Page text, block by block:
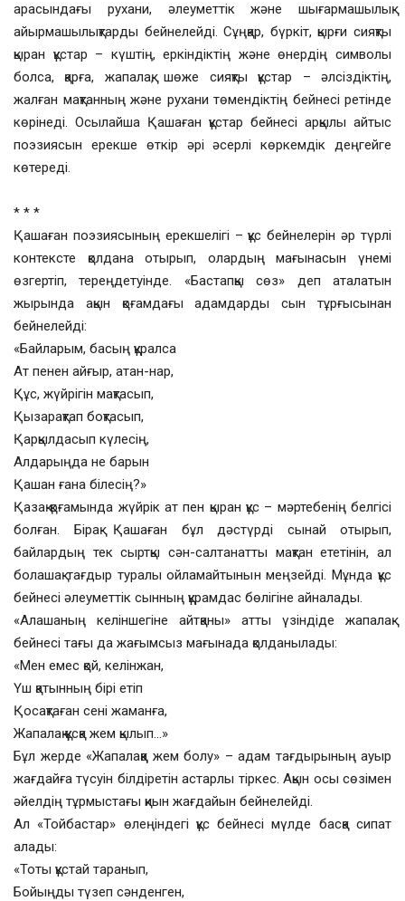
арасындағы рухани, әлеуметтік және шығармашылық
айырмашылықтарды бейнелейді. Сұңқар, бүркіт, қырғи сияқты
қыран құстар – күштің, еркіндіктің және өнердің символы
болса, қарға, жапалақ, шөже сияқты құстар – әлсіздіктің,
жалған мақтанның және рухани төмендіктің бейнесі ретінде
көрінеді. Осылайша Қашаған құстар бейнесі арқылы айтыс
поэзиясын ерекше өткір әрі әсерлі көркемдік деңгейге
көтереді.
* * *
Қашаған поэзиясының ерекшелігі – құс бейнелерін әр түрлі
контексте қолдана отырып, олардың мағынасын үнемі
өзгертіп, тереңдетуінде. «Бастапқы сөз» деп аталатын
жырында ақын қоғамдағы адамдарды сын тұрғысынан
бейнелейді:
«Байларым, басың құралса
Ат пенен айғыр, атан-нар,
Құс, жүйрігін мақтасып,
Қызарақтап боқтасып,
Қарқылдасып күлесің,
Алдарыңда не барын
Қашан ғана білесің?»
Қазақ қоғамында жүйрік ат пен қыран құс – мәртебенің белгісі
болған. Бірақ Қашаған бұл дәстүрді сынай отырып,
байлардың тек сыртқы сән-салтанатты мақтан ететінін, ал
болашақ тағдыр туралы ойламайтынын меңзейді. Мұнда құс
бейнесі әлеуметтік сынның құрамдас бөлігіне айналады.
«Алашаның келіншегіне айтқаны» атты үзіндіде жапалақ
бейнесі тағы да жағымсыз мағынада қолданылады:
«Мен емес қой, келінжан,
Үш қатынның бірі етіп
Қосақтаған сені жаманға,
Жапалақ құсқа жем қылып…»
Бұл жерде «Жапалаққа жем болу» – адам тағдырының ауыр
жағдайға түсуін білдіретін астарлы тіркес. Ақын осы сөзімен
әйелдің тұрмыстағы қиын жағдайын бейнелейді.
Ал «Тойбастар» өлеңіндегі құс бейнесі мүлде басқа сипат
алады:
«Тоты құстай таранып,
Бойыңды түзеп сәнденген,